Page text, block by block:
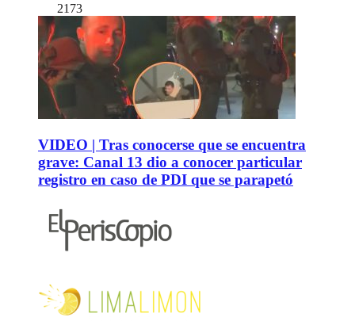
2173
VIDEO | Tras conocerse que se encuentra
grave: Canal 13 dio a conocer particular
registro en caso de PDI que se parapetó